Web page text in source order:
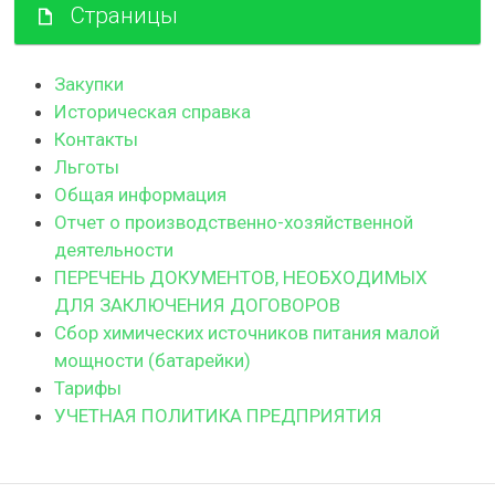
Страницы
Закупки
Историческая справка
Контакты
Льготы
Общая информация
Отчет о производственно-хозяйственной
деятельности
ПЕРЕЧЕНЬ ДОКУМЕНТОВ, НЕОБХОДИМЫХ
ДЛЯ ЗАКЛЮЧЕНИЯ ДОГОВОРОВ
Сбор химических источников питания малой
мощности (батарейки)
Тарифы
УЧЕТНАЯ ПОЛИТИКА ПРЕДПРИЯТИЯ